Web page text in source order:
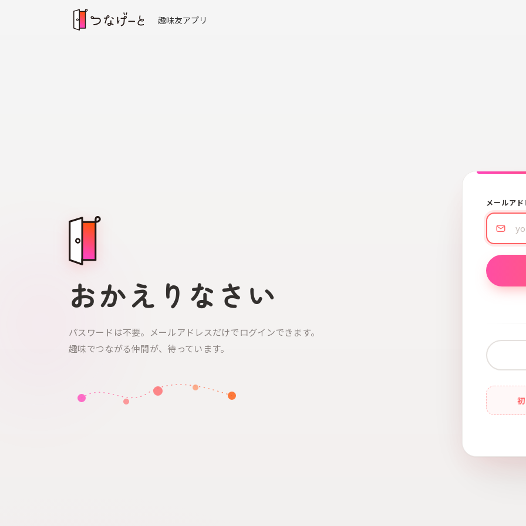
趣味友アプリ
おかえりなさい
パスワードは不要。メールアドレスだけでログインできます。
趣味でつながる仲間が、待っています。
メールア